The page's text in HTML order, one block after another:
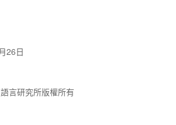
26日
言研究所版權所有